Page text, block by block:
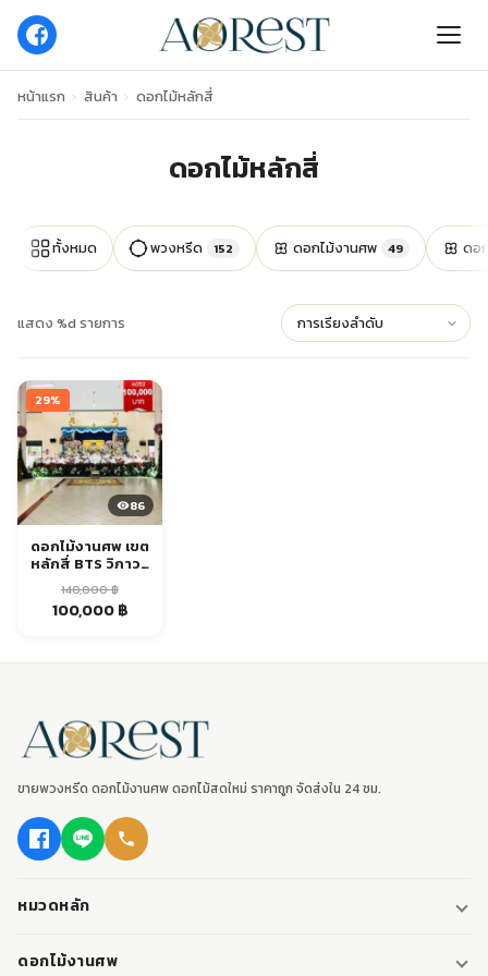
หน้าแรก › สินค้า › ดอกไม้หลักสี่
ดอกไม้หลักสี่
ทั้งหมด พวงหรีด 152 ดอกไม้งานศพ 49 ดอ
แสดง %d รายการ
29%
86
ดอกไม้งานศพ เขต
หลักสี่ BTS วิภาวดี
ส่งด่วน
140,000฿
Original
100,000฿Current
ขายพวงหรีด ดอกไม้งานศพ ดอกไม้สดใหม่ ราคาถูก จัดส่งใน 24 ชม.
หมวดหลัก
พวงหรีด
ดอกไม้งานศพ